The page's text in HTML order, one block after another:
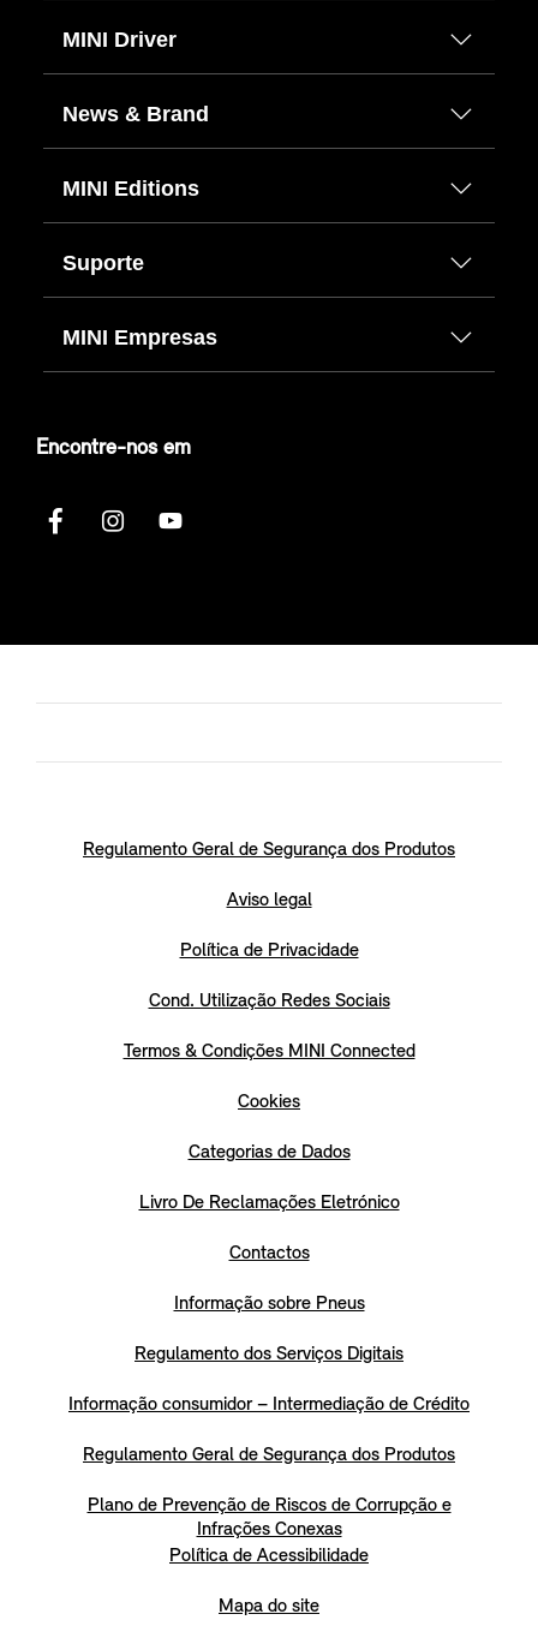
MINI Driver
News & Brand
MINI Editions
Suporte
MINI Empresas
Encontre-nos em
Regulamento Geral de Segurança dos Produtos
Aviso legal
Política de Privacidade
Cond. Utilização Redes Sociais
Termos & Condições MINI Connected
Cookies
Categorias de Dados
Livro De Reclamações Eletrónico
Contactos
Informação sobre Pneus
Regulamento dos Serviços Digitais
Informação consumidor – Intermediação de Crédito
Regulamento Geral de Segurança dos Produtos
Plano de Prevenção de Riscos de Corrupção e
Infrações Conexas
Política de Acessibilidade
Mapa do site